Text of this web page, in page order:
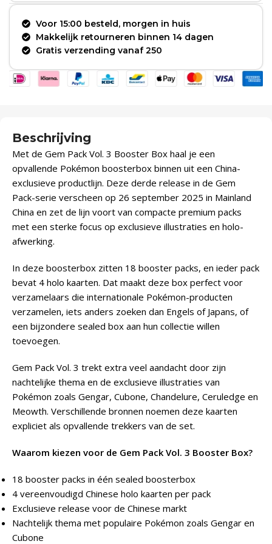
Voor 15:00 besteld, morgen in huis
Makkelijk retourneren binnen 14 dagen
Gratis verzending vanaf 250
Beschrijving
Met de Gem Pack Vol. 3 Booster Box haal je een
opvallende Pokémon boosterbox binnen uit een China-
exclusieve productlijn. Deze derde release in de Gem
Pack-serie verscheen op 26 september 2025 in Mainland
China en zet de lijn voort van compacte premium packs
met een sterke focus op exclusieve illustraties en holo-
afwerking.
In deze boosterbox zitten 18 booster packs, en ieder pack
bevat 4 holo kaarten. Dat maakt deze box perfect voor
verzamelaars die internationale Pokémon-producten
verzamelen, iets anders zoeken dan Engels of Japans, of
een bijzondere sealed box aan hun collectie willen
toevoegen.
Gem Pack Vol. 3 trekt extra veel aandacht door zijn
nachtelijke thema en de exclusieve illustraties van
Pokémon zoals Gengar, Cubone, Chandelure, Ceruledge en
Meowth. Verschillende bronnen noemen deze kaarten
expliciet als opvallende trekkers van de set.
Waarom kiezen voor de Gem Pack Vol. 3 Booster Box?
18 booster packs in één sealed boosterbox
4 vereenvoudigd Chinese holo kaarten per pack
Exclusieve release voor de Chinese markt
Nachtelijk thema met populaire Pokémon zoals Gengar en
Cubone